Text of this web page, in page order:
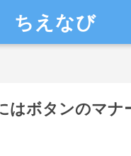
ちえなび
はボタンのマナ